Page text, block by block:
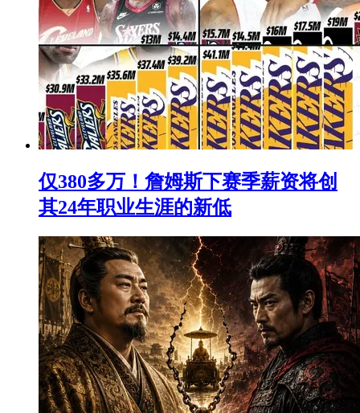
仅380多万！詹姆斯下赛季薪资将创
其24年职业生涯的新低